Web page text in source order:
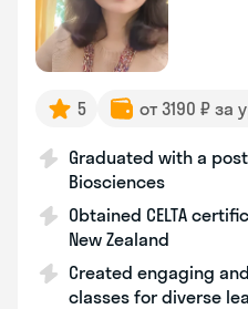
5 от 3190 ₽ за
Graduated with a
Biosciences
Obtained CELTA
New Zealand
Created engaging
classes for diverse